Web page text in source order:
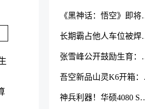
《黑神话：
长期霸占他人
张雪峰公开鼓励
吾空
神兵利器！华硕4080 SUPER显